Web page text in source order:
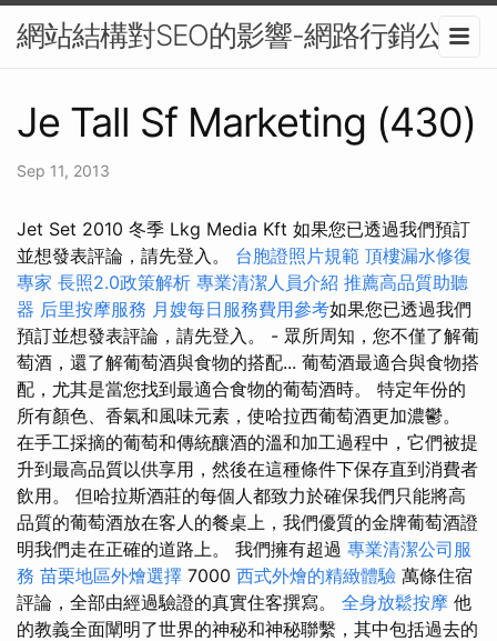
網站結構對SEO的影響-網路行銷公司
Je Tall Sf Marketing (430)
Sep 11, 2013
Jet Set 2010 冬季 Lkg Media Kft 如果您已透過我們預訂
並想發表評論，請先登入。 台胞證照片規範 頂樓漏水修復
專家 長照2.0政策解析 專業清潔人員介紹 推薦高品質助聽
器 后里按摩服務 月嫂每日服務費用參考如果您已透過我們
預訂並想發表評論，請先登入。 - 眾所周知，您不僅了解葡
萄酒，還了解葡萄酒與食物的搭配... 葡萄酒最適合與食物搭
配，尤其是當您找到最適合食物的葡萄酒時。 特定年份的
所有顏色、香氣和風味元素，使哈拉西葡萄酒更加濃鬱。
在手工採摘的葡萄和傳統釀酒的溫和加工過程中，它們被提
升到最高品質以供享用，然後在這種條件下保存直到消費者
飲用。 但哈拉斯酒莊的每個人都致力於確保我們只能將高
品質的葡萄酒放在客人的餐桌上，我們優質的金牌葡萄酒證
明我們走在正確的道路上。 我們擁有超過 專業清潔公司服
務 苗栗地區外燴選擇 7000 西式外燴的精緻體驗 萬條住宿
評論，全部由經過驗證的真實住客撰寫。 全身放鬆按摩 他
的教義全面闡明了世界的神秘和神秘聯繫，其中包括過去的